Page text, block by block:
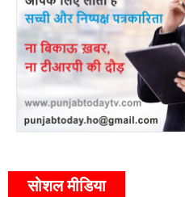
सोशल मीडिया